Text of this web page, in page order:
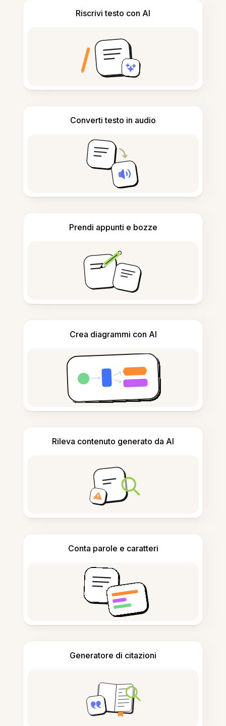
Riscrivi testo con AI
Converti testo in audio
Prendi appunti e bozze
Crea diagrammi con AI
Rileva contenuto generato da AI
Conta parole e caratteri
Generatore di citazioni